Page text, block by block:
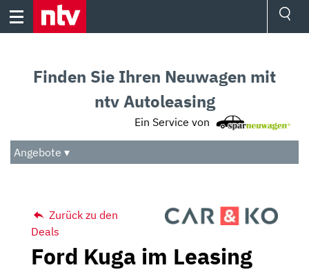
Skip
Audio
Das Beste
Finden Sie Ihren Neuwagen mit
ntv Autoleasing
Ein Service von
Angebote ▾
Zurück zu den
Deals
Ford Kuga im Leasing